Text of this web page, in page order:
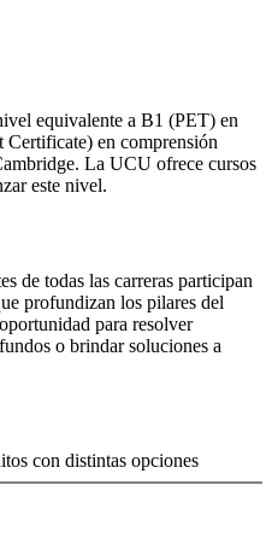
equivalente a B1 (PET) en
en comprensión
La UCU ofrece cursos
este nivel.
de todas las carreras participan
profundizan los pilares del
para resolver
o brindar soluciones a
con distintas opciones